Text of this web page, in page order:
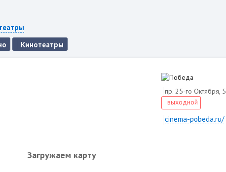
Кинотеатры
Загружаем карту
пр. 25-го Октября, 5
выходной
cinema-pobeda.ru/